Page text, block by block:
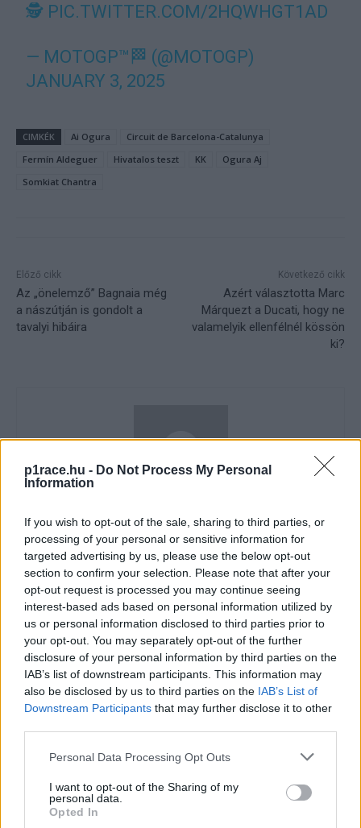
p1race.hu - Do Not Process My Personal
Information
If you wish to opt-out of the sale, sharing to third parties, or
processing of your personal or sensitive information for
targeted advertising by us, please use the below opt-out
section to confirm your selection. Please note that after your
opt-out request is processed you may continue seeing
interest-based ads based on personal information utilized by
us or personal information disclosed to third parties prior to
your opt-out. You may separately opt-out of the further
disclosure of your personal information by third parties on the
IAB’s list of downstream participants. This information may
also be disclosed by us to third parties on the IAB’s List of
Downstream Participants that may further disclose it to other
Please note that this website/app uses one or more Google
not limited to your visit or usage behaviour. You may click to
grant or deny consent to Google and its third-party tags to
use your data for below specified purposes in below Google
Personal Data Processing Opt Outs
I want to opt-out of the Sharing of my
personal data.
Opted In
🕵 PIC.TWITTER.COM/2HQWHGT1AD
— MOTOGP™🏁 (@MOTOGP)
JANUARY 3, 2025
CIMKÉK Ai Ogura
Circuit de Barcelona-Catalunya
Fermín Aldeguer
Hivatalos teszt KK
Ogura Aj
Somkiat Chantra
Előző cikk
Az „önelemző” Bagnaia még
a nászútján is gondolt a
tavalyi hibáira
Következő cikk
Azért választotta Marc
Márquezt a Ducati, hogy ne
valamelyik ellenfélnél kössön
ki?
Pestality Máté
- Advertisment -